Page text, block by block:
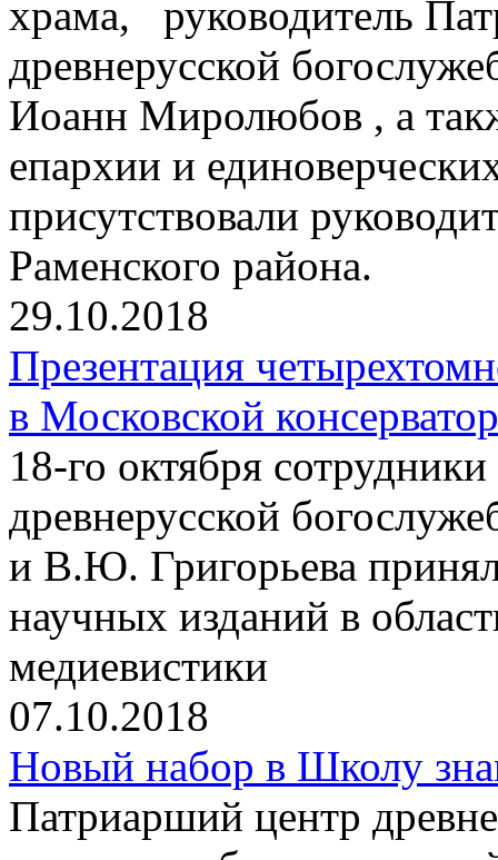
храма, руководитель
древнерусской
Иоанн Миролюбов , а
епархии и
присутствовали
Раменского района.
29.10.2018
Презентация
в Московской
18-го октября
древнерусской
и В.Ю. Григорьева
научных изданий в
медиевистики
07.10.2018
Новый набор в Школу
Патриарший центр